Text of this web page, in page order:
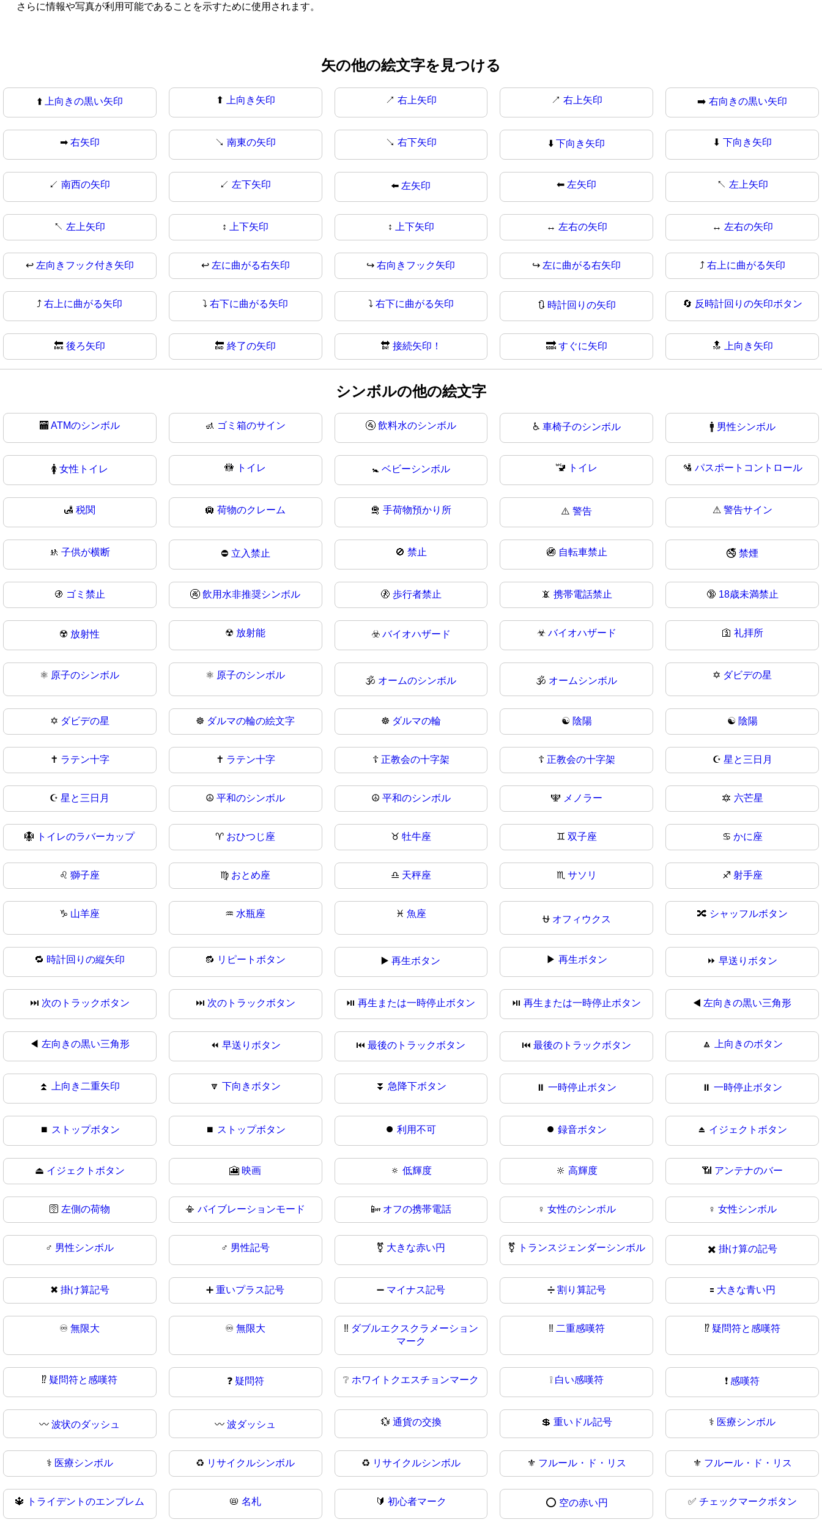
さらに情報や写真が利用可能であることを示すために使用されます。
矢の他の絵文字を見つける
⬆️ 上向きの黒い矢印 ⬆ 上向き矢印 ↗️ 右上矢印 ↗ 右上矢印 ➡️右向きの黒い矢印
➡ 右矢印 ↘️南東の矢印 ↘ 右下矢印 ⬇️下向き矢印 ⬇下向き矢印
↙️南西の矢印 ↙ 左下矢印 ⬅️ 左矢印 ⬅ 左矢印 ↖️ 左上矢印
↖ 左上矢印 ↕️ 上下矢印 ↕ 上下矢印 ↔️ 左右の矢印 ↔ 左右の矢印
↩️ 左向きフック付き矢印 ↩ 左に曲がる右矢印 ↪️右向きフック矢印 ↪ 左に曲がる右矢印 ⤴️ 右上に曲がる矢印
⤴右上に曲がる矢印 ⤵️右下に曲がる矢印 ⤵ 右下に曲がる矢印 🔃 時計回りの矢印 🔄 反時計回りの矢印ボタン
🔙後ろ矢印 🔚終了の矢印 🔛 接続矢印！ 🔜 すぐに矢印 🔝 上向き矢印
シンボルの他の絵文字
🏧ATMのシンボル 🚮 ゴミ箱のサイン 🚰 飲料水のシンボル ♿ 車椅子のシンボル 🚹 男性シンボル
🚺女性トイレ 🚻 トイレ 🚼 ベビーシンボル 🚾 トイレ 🛂 パスポートコントロール
🛃税関 🛄荷物のクレーム 🛅 手荷物預かり所 ⚠️警告 ⚠ 警告サイン
🚸子供が横断 ⛔ 立入禁止 🚫 禁止 🚳 自転車禁止 🚭禁煙
🚯 ゴミ禁止 🚱飲用水非推奨シンボル 🚷 歩行者禁止 📵 携帯電話禁止 🔞 18歳未満禁止
☢️ 放射性 ☢ 放射能 ☣️ バイオハザード ☣ バイオハザード 🛐 礼拝所
⚛️ 原子のシンボル ⚛ 原子のシンボル
🕉️ オームのシンボル 🕉 オームシンボル
✡️ ダビデの星
✡ ダビデの星 ☸️ ダルマの輪の絵文字 ☸ ダルマの輪 ☯️ 陰陽 ☯ 陰陽
✝️ ラテン十字 ✝ ラテン十字 ☦️ 正教会の十字架 ☦ 正教会の十字架 ☪️ 星と三日月
☪星と三日月 ☮️平和のシンボル ☮ 平和のシンボル 🕎 メノラー 🔯 六芒星
🪯 トイレのラバーカップ ♈ おひつじ座 ♉ 牡牛座 ♊ 双子座 ♋ かに座
♌獅子座 ♍ おとめ座 ♎ 天秤座 ♏ サソリ ♐ 射手座
♑ 山羊座 ♒水瓶座 ♓ 魚座
⛎ オフィウクス
🔀 シャッフルボタン
🔁 時計回りの縦矢印 🔂 リピートボタン ▶️再生ボタン ▶ 再生ボタン ⏩早送りボタン
⏭️ 次のトラックボタン ⏭ 次のトラックボタン ⏯️再生または一時停止ボタン ⏯再生または一時停止ボタン ◀️左向きの黒い三角形
◀左向きの黒い三角形 ⏪ 早送りボタン ⏮️最後のトラックボタン ⏮最後のトラックボタン 🔼 上向きのボタン
⏫上向き二重矢印 🔽下向きボタン ⏬ 急降下ボタン ⏸️一時停止ボタン ⏸一時停止ボタン
⏹️ ストップボタン ⏹ ストップボタン ⏺️利用不可 ⏺録音ボタン ⏏️ イジェクトボタン
⏏ イジェクトボタン 🎦 映画 🔅 低輝度 🔆 高輝度 📶 アンテナのバー
🛜左側の荷物 📳バイブレーションモード 📴 オフの携帯電話 ♀️ 女性のシンボル ♀ 女性シンボル
♂️ 男性シンボル ♂ 男性記号 ⚧️ 大きな赤い円 ⚧ トランスジェンダーシンボル ✖️ 掛け算の記号
✖ 掛け算記号 ➕重いプラス記号 ➖ マイナス記号 ➗ 割り算記号 🟰 大きな青い円
♾️無限大 ♾無限大 ‼️ ダブルエクスクラメーション
マーク
‼ 二重感嘆符 ⁉️ 疑問符と感嘆符
⁉ 疑問符と感嘆符 ❓ 疑問符 ❔ ホワイトクエスチョンマーク ❕ 白い感嘆符 ❗感嘆符
〰️波状のダッシュ 〰波ダッシュ 💱 通貨の交換 💲 重いドル記号 ⚕️ 医療シンボル
⚕ 医療シンボル ♻️ リサイクルシンボル ♻ リサイクルシンボル ⚜️ フルール・ド・リス ⚜ フルール・ド・リス
🔱 トライデントのエンブレム 📛名札 🔰 初心者マーク ⭕ 空の赤い円 ✅ チェックマークボタン